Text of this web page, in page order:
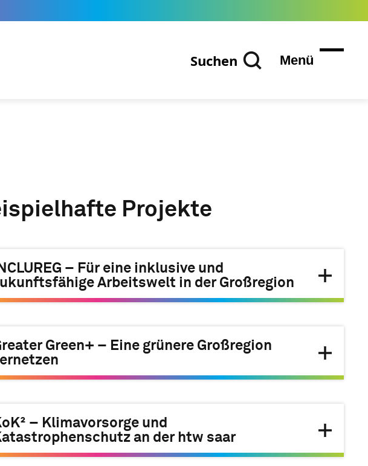
Suchen Menü
Projekte
INCLUREG – Für eine inklusive und
Arbeitswelt in der Großregion
Green+ – Eine grünere Großregion
– Klimavorsorge und
an der htw saar